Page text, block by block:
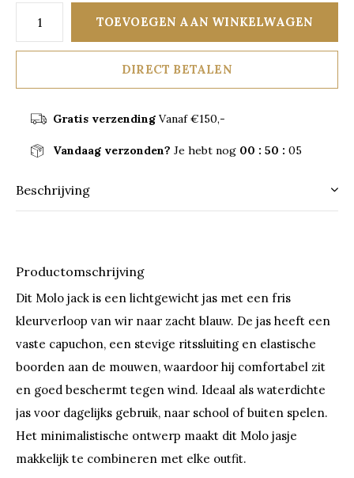
TOEVOEGEN AAN WINKELWAGEN
DIRECT BETALEN
Gratis verzendingVanaf €150,-
Vandaag verzonden? Je hebt nog 00 : 50 : 05
Beschrijving
Productomschrijving
Dit Molo jack is een lichtgewicht jas met een fris
kleurverloop van wir naar zacht blauw. De jas heeft een
vaste capuchon, een stevige ritssluiting en elastische
boorden aan de mouwen, waardoor hij comfortabel zit
en goed beschermt tegen wind. Ideaal als waterdichte
jas voor dagelijks gebruik, naar school of buiten spelen.
Het minimalistische ontwerp maakt dit Molo jasje
makkelijk te combineren met elke outfit.